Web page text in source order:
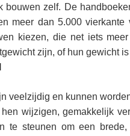
bouwen zelf. De
meer dan 5.000
kiezen, die net iets
zijn, of hun gewicht
veelzijdig en kunnen
wijzigen, gemakkelijk
te steunen om een